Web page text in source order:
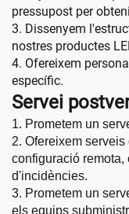
pressupost per
3. Dissenyem
nostres productes
4. Ofereixem
específic.
Servei
1. Prometem un
2. Ofereixem
configuració
d'incidències.
3. Prometem un
els equips